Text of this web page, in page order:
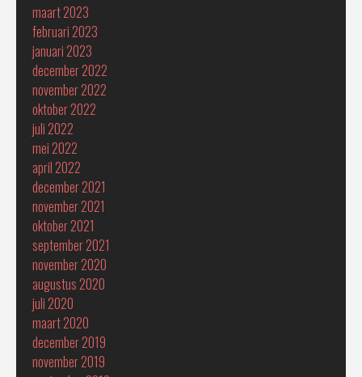
maart 2023
februari 2023
januari 2023
december 2022
november 2022
oktober 2022
juli 2022
mei 2022
april 2022
december 2021
november 2021
oktober 2021
september 2021
november 2020
augustus 2020
juli 2020
maart 2020
december 2019
november 2019